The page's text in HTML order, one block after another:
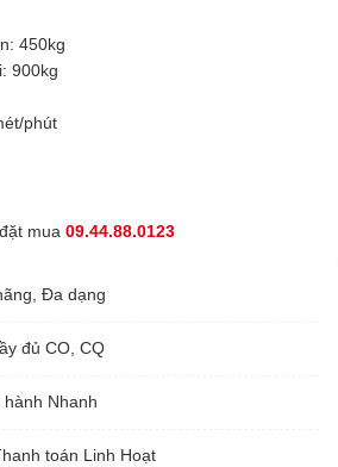
450kg
900kg
phút
mua 09.44.88.0123
Đa dạng
đủ CO, CQ
Nhanh
toán Linh Hoạt